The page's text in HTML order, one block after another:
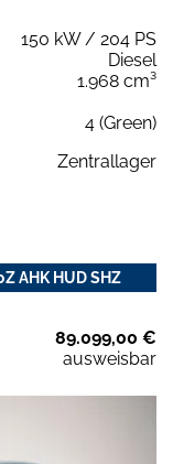
150 kW / 204 PS
Diesel
1.968 cm³
4 (Green)
Zentrallager
AHK HUD SHZ
89.099,00 €
ausweisbar